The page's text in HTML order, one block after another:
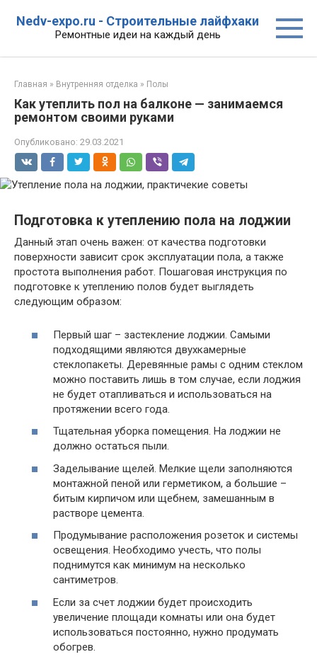
Nedv-expo.ru - Строительные лайфхаки
Ремонтные идеи на каждый день
Главная » Внутренняя отделка » Полы
Как утеплить пол на балконе — занимаемся
ремонтом своими руками
Опубликовано: 29.03.2021
Подготовка к утеплению пола на лоджии
Данный этап очень важен: от качества подготовки
поверхности зависит срок эксплуатации пола, а также
простота выполнения работ. Пошаговая инструкция по
подготовке к утеплению полов будет выглядеть
следующим образом:
Первый шаг – застекление лоджии. Самыми
подходящими являются двухкамерные
стеклопакеты. Деревянные рамы с одним стеклом
можно поставить лишь в том случае, если лоджия
не будет отапливаться и использоваться на
протяжении всего года.
Тщательная уборка помещения. На лоджии не
должно остаться пыли.
Заделывание щелей. Мелкие щели заполняются
монтажной пеной или герметиком, а большие –
битым кирпичом или щебнем, замешанным в
растворе цемента.
Продумывание расположения розеток и системы
освещения. Необходимо учесть, что полы
поднимутся как минимум на несколько
сантиметров.
Если за счет лоджии будет происходить
увеличение площади комнаты или она будет
использоваться постоянно, нужно продумать
обогрев.